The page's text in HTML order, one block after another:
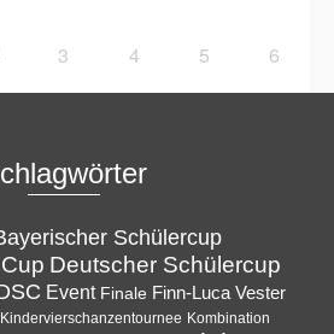
3 4 5 6
Schülercup
Cup Deutscher Schülercup
Event Finale Finn-Luca Vester
Kindervierschanzentournee Kombination